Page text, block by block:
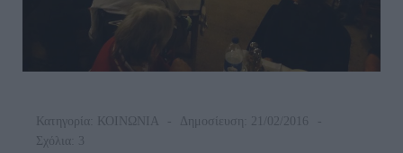
Κατηγορία: ΚΟΙΝΩΝΙΑ
Δημοσίευση: 21/02/2016
Σχόλια: 3